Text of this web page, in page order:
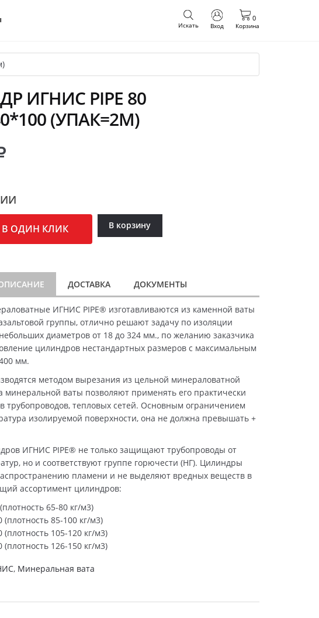
0
Корзина
Вход
Искать
ИГНИС PIPE 80
(УПАК=2М)
В корзину
В ОДИН КЛИК
ДОСТАВКА ДОКУМЕНТЫ
ИГНИС PIPE® изготавливаются из каменной ваты
группы, отлично решают задачу по изоляции
диаметров от 18 до 324 мм., по желанию заказчика
цилиндров нестандартных размеров с максимальным
мм.
методом вырезания из цельной минераловатной
минеральной ваты позволяют применять его практически
трубопроводов, тепловых сетей. Основным ограничением
изолируемой поверхности, она не должна превышать +
ИГНИС PIPE® не только защищают трубопроводы от
но и соответствуют группе горючести (НГ). Цилиндры
пламени и не выделяют вредных веществ в
ассортимент цилиндров:
65-80 кг/м3)
85-100 кг/м3)
105-120 кг/м3)
126-150 кг/м3)
, Минеральная вата